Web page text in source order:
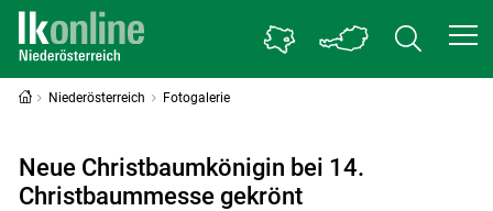
Niederösterreich Fotogalerie
Neue Christbaumkönigin bei 14.
Christbaummesse gekrönt